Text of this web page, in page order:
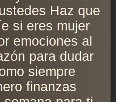
Haz que
si eres mujer
emociones al
para dudar
siempre
finanzas